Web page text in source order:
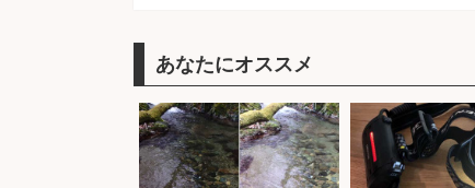
あなたにオススメ